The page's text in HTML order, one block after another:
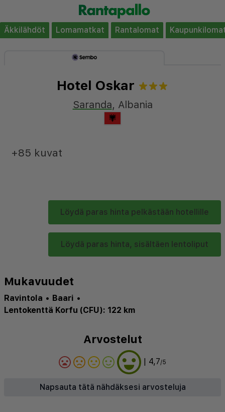
Äkkilähdöt Lomamatkat Rantalomat
Hotel Oskar
Saranda, Albania
Löydä paras hinta pelkästään hotellille
Löydä paras hinta, sisältäen lentoliput
+85 kuvat
Mukavuudet
Ravintola • Baari •
Lentokenttä Korfu (CFU): 122 km
Arvostelut
| 4,7/5
Napsauta tätä nähdäksesi arvosteluja